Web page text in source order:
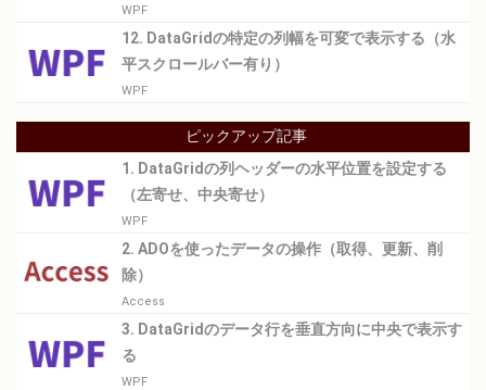
WPF
12. DataGridの特定の列幅を可変で表示する（水
平スクロールバー有り）
WPF
ピックアップ記事
1. DataGridの列ヘッダーの水平位置を設定する
（左寄せ、中央寄せ）
WPF
2. ADOを使ったデータの操作（取得、更新、削
除）
Access
3. DataGridのデータ行を垂直方向に中央で表示す
る
WPF